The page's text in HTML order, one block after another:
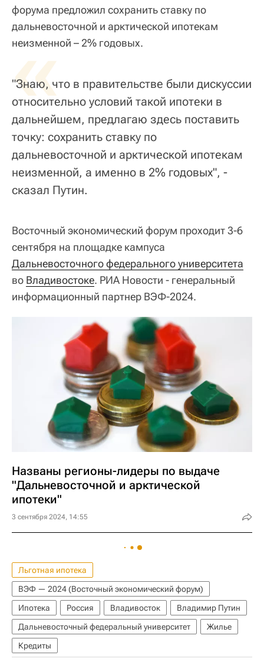
форума предложил сохранить ставку по
дальневосточной и арктической ипотекам
неизменной – 2% годовых.
«
"Знаю, что в правительстве были дискуссии
относительно условий такой ипотеки в
дальнейшем, предлагаю здесь поставить
точку: сохранить ставку по
дальневосточной и арктической ипотекам
неизменной, а именно в 2% годовых", -
сказал Путин.
Восточный экономический форум проходит 3-6
сентября на площадке кампуса
Дальневосточного федерального университета
во Владивостоке. РИА Новости - генеральный
информационный партнер ВЭФ-2024.
Названы регионы-лидеры по выдаче
"Дальневосточной и арктической
ипотеки"
3 сентября 2024, 14:55
Льготная ипотека
ВЭФ — 2024 (Восточный экономический форум)
Ипотека
Россия Владивосток
Владимир Путин
Дальневосточный федеральный университет
Жилье
Кредиты